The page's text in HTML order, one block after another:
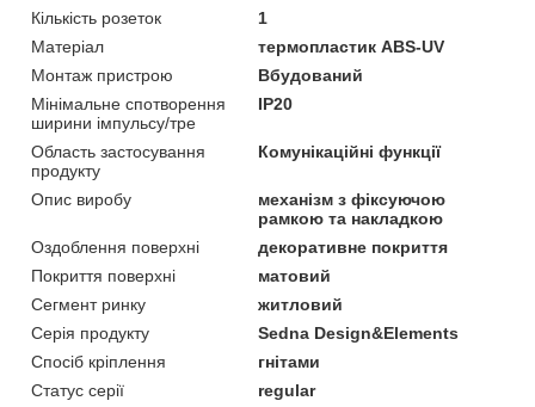
Кількість розеток
1
Матеріал
термопластик ABS-UV
Монтаж пристрою
Вбудований
Мінімальне спотворення
ширини імпульсу/тре
IP20
Область застосування
продукту
Комунікаційні функції
Опис виробу
механізм з фіксуючою
рамкою та накладкою
Оздоблення поверхні
декоративне покриття
Покриття поверхні
матовий
Сегмент ринку
житловий
Серія продукту
Sedna Design&Elements
Спосіб кріплення
гнітами
Статус серії
regular